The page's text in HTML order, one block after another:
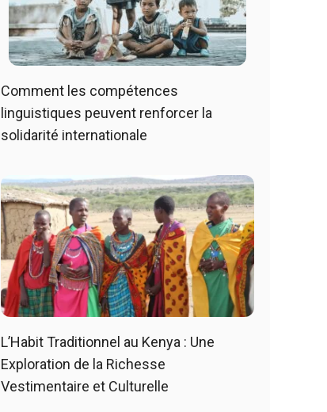
Comment les compétences
linguistiques peuvent renforcer la
solidarité internationale
L’Habit Traditionnel au Kenya : Une
Exploration de la Richesse
Vestimentaire et Culturelle